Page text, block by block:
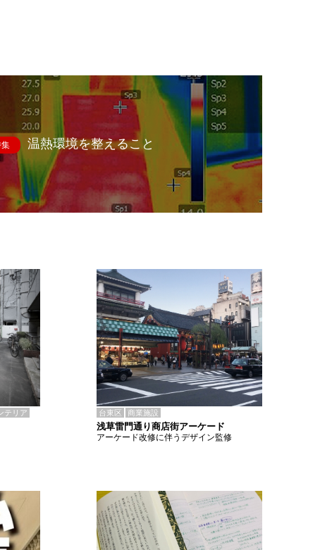
温熱環境を整えること
テリア 台東区 商業施設
浅草雷門通り商店街アーケード
アーケード改修に伴うデザイン監修